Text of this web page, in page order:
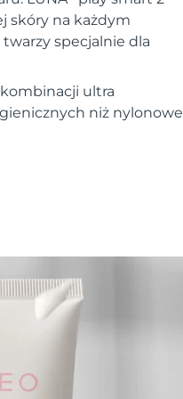
skóry na każdym
specjalnie dla
ultra
niż nylonowe